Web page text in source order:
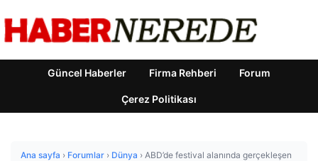
Güncel Haberler Firma Rehberi Forum
Çerez Politikası
Ana sayfa › Forumlar › Dünya › ABD’de festival alanında gerçekleşen